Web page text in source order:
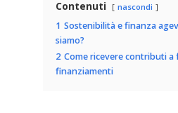
Contenuti nascondi
1 Sostenibilità e finanza
siamo?
2 Come ricevere contributi
finanziamenti